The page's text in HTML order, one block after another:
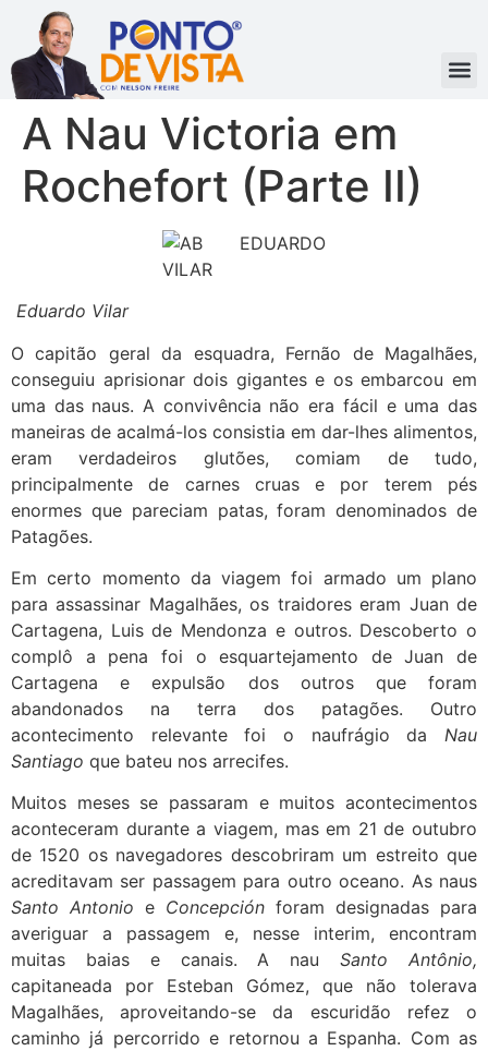
A Nau Victoria em
Rochefort (Parte II)
Eduardo Vilar
O capitão geral da esquadra, Fernão de Magalhães,
conseguiu aprisionar dois gigantes e os embarcou em
uma das naus. A convivência não era fácil e uma das
maneiras de acalmá-los consistia em dar-lhes alimentos,
eram verdadeiros glutões, comiam de tudo,
principalmente de carnes cruas e por terem pés
enormes que pareciam patas, foram denominados de
Patagões.
Em certo momento da viagem foi armado um plano
para assassinar Magalhães, os traidores eram Juan de
Cartagena, Luis de Mendonza e outros. Descoberto o
complô a pena foi o esquartejamento de Juan de
Cartagena e expulsão dos outros que foram
abandonados na terra dos patagões. Outro
acontecimento relevante foi o naufrágio da Nau
Santiago que bateu nos arrecifes.
Muitos meses se passaram e muitos acontecimentos
aconteceram durante a viagem, mas em 21 de outubro
de 1520 os navegadores descobriram um estreito que
acreditavam ser passagem para outro oceano. As naus
Santo Antonio e Concepción foram designadas para
averiguar a passagem e, nesse interim, encontram
muitas baias e canais. A nauSanto Antônio,
capitaneada por Esteban Gómez, que não tolerava
Magalhães, aproveitando-se da escuridão refez o
caminho já percorrido e retornou a Espanha. Com as